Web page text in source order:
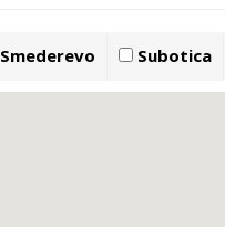
Smederevo Subotica